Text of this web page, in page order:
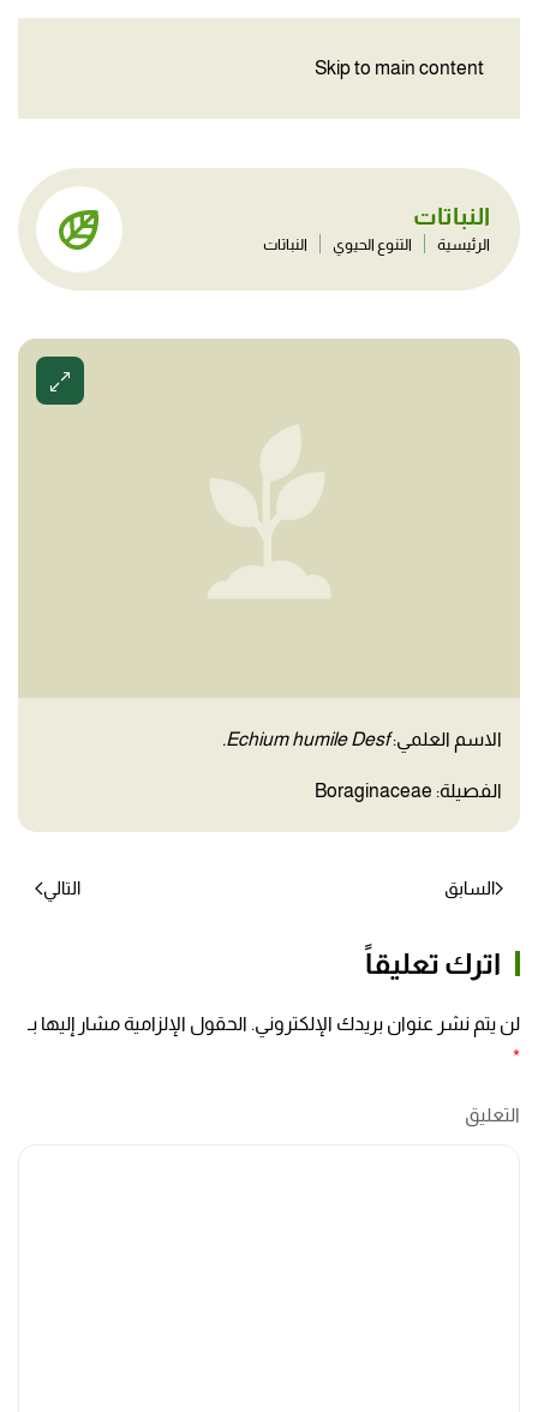
Skip to main content
النباتات
الرئيسية التنوع الحيوي النباتات
الاسم العلمي:Echium humile Desf.
الفصيلة: Boraginaceae
السابق التالي
اترك تعليقاً
لن يتم نشر عنوان بريدك الإلكتروني. الحقول الإلزامية مشار إليها بـ
*
التعليق